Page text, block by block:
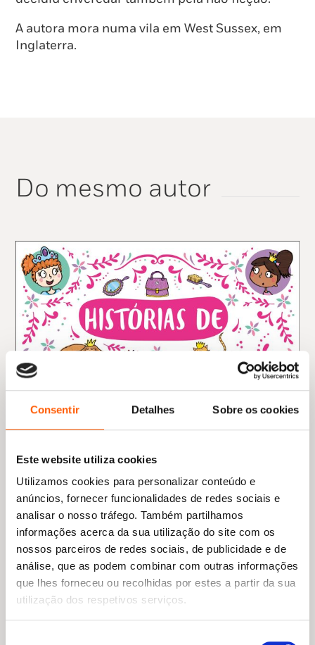
Consentir Detalhes Sobre os cookies
Este website utiliza cookies
Utilizamos cookies para personalizar conteúdo e
anúncios, fornecer funcionalidades de redes sociais e
analisar o nosso tráfego. Também partilhamos
informações acerca da sua utilização do site com os
nossos parceiros de redes sociais, de publicidade e de
análise, que as podem combinar com outras informações
que lhes forneceu ou recolhidas por estes a partir da sua
utilização dos respetivos serviços.
A autora mora numa vila em West Sussex, em
Inglaterra.
Do mesmo autor
15,95€O
preço
original
era:
14,36€O
preço
Histórias de Princesas
Elizabeth Dale